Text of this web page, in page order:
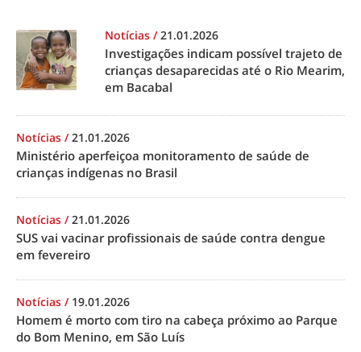
Notícias /21.01.2026
Investigações indicam possível trajeto de
crianças desaparecidas até o Rio Mearim,
em Bacabal
Notícias /21.01.2026
Ministério aperfeiçoa monitoramento de saúde de
crianças indígenas no Brasil
Notícias /21.01.2026
SUS vai vacinar profissionais de saúde contra dengue
em fevereiro
Notícias / 19.01.2026
Homem é morto com tiro na cabeça próximo ao Parque
do Bom Menino, em São Luís